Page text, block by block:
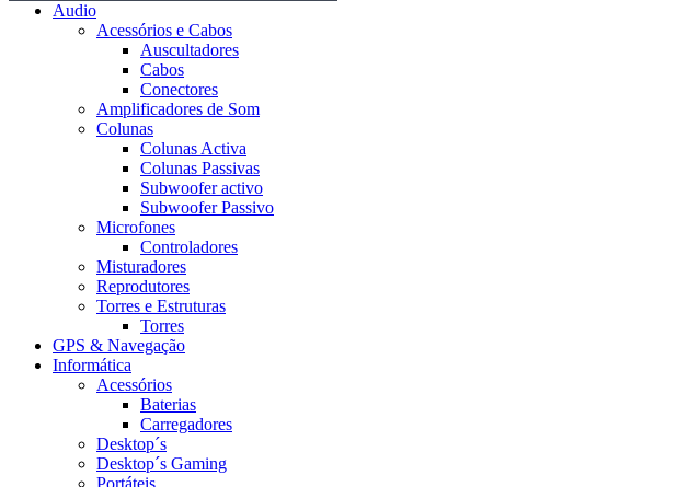
Audio
Acessórios e Cabos
Auscultadores
Cabos
Conectores
Amplificadores de Som
Colunas
Colunas Activa
Colunas Passivas
Subwoofer activo
Subwoofer Passivo
Microfones
Controladores
Misturadores
Reprodutores
Torres e Estruturas
Torres
GPS & Navegação
Informática
Acessórios
Baterias
Carregadores
Desktop´s
Desktop´s Gaming
Portáteis